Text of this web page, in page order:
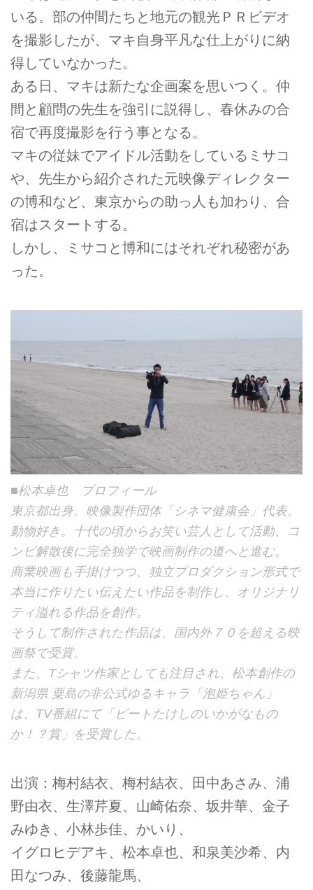
いる。部の仲間たちと地元の観光ＰＲビデオ
を撮影したが、マキ自身平凡な仕上がりに納
得していなかった。
ある日、マキは新たな企画案を思いつく。仲
間と顧問の先生を強引に説得し、春休みの合
宿で再度撮影を行う事となる。
マキの従妹でアイドル活動をしているミサコ
や、先生から紹介された元映像ディレクター
の博和など、東京からの助っ人も加わり、合
宿はスタートする。
しかし、ミサコと博和にはそれぞれ秘密があ
った。
■松本卓也 プロフィール
東京都出身。映像製作団体「シネマ健康会」代表。
動物好き。十代の頃からお笑い芸人として活動、コ
ンビ解散後に完全独学で映画制作の道へと進む。
商業映画も手掛けつつ、独立プロダクション形式で
本当に作りたい伝えたい作品を制作し、オリジナリ
ティ溢れる作品を創作。
そうして制作された作品は、国内外７０を超える映
画祭で受賞。
また、Tシャツ作家としても注目され、松本創作の
新潟県 粟島の非公式ゆるキャラ「泡姫ちゃん」
は、TV番組にて「ビートたけしのいかがなもの
か！？賞」を受賞した。
出演：梅村結衣、梅村結衣、田中あさみ、浦
野由衣、生澤芹夏、山崎佑奈、坂井華、金子
みゆき、小林歩佳、かいり、
イグロヒデアキ、松本卓也、和泉美沙希、内
田なつみ、後藤龍馬、